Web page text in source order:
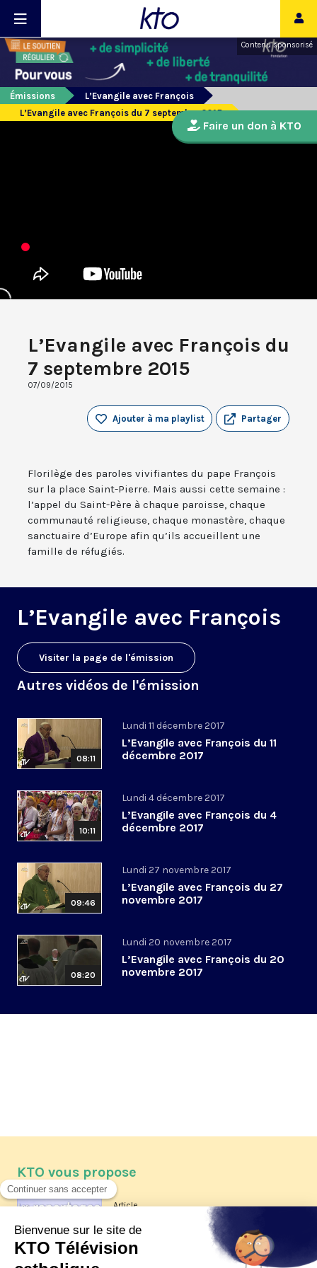
Contenu sponsorisé
Émissions
L’Evangile avec François
L’Evangile avec François du 7 septembre 2015
L’Evangile avec François du
7 septembre 2015
07/09/2015
Partager
Ajouter à ma playlist
Florilège des paroles vivifiantes du pape François
sur la place Saint-Pierre. Mais aussi cette semaine :
l’appel du Saint-Père à chaque paroisse, chaque
communauté religieuse, chaque monastère, chaque
sanctuaire d’Europe afin qu’ils accueillent une
famille de réfugiés.
L’Evangile avec François
Visiter la page de l'émission
Autres vidéos de l'émission
08:11
Lundi 11 décembre 2017
L’Evangile avec François du 11
décembre 2017
10:11
Lundi 4 décembre 2017
L’Evangile avec François du 4
décembre 2017
09:46
Lundi 27 novembre 2017
L’Evangile avec François du 27
novembre 2017
08:20
Lundi 20 novembre 2017
L’Evangile avec François du 20
novembre 2017
Faire un don à KTO
KTO vous propose
Article
Les reportages d'été 2026 de KTO